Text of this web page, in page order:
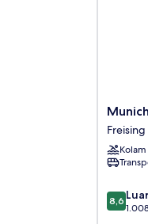
Munich
Airport
Marriott
Hotel
Freising
Freising
8.6
dari
8,6